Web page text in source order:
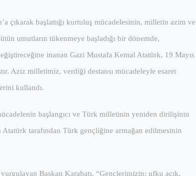
çıkarak başlattığı kurtuluş mücadelesinin, milletin azim ve
umutların tükenmeye başladığı bir dönemde,
inanan Gazi Mustafa Kemal Atatürk, 19 Mayıs
Aziz milletimiz, verdiği destansı mücadeleyle esaret
kullandı.
başlangıcı ve Türk milletinin yeniden dirilişinin
tarafından Türk gençliğine armağan edilmesinin
Başkan Karabatı, “Gençlerimizin; ufku açık,